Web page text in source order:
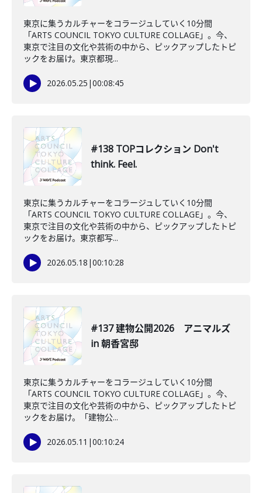
東京に集うカルチャーをコラージュしていく10分間
「ARTS COUNCIL TOKYO CULTURE COLLAGE」。今、
東京で注目の文化や芸術の中から、ピックアップしたトピ
ックをお届け。東京都現...
2026.05.25 |00:08:45
#138 TOPコレクション Don't
think. Feel.
東京に集うカルチャーをコラージュしていく10分間
「ARTS COUNCIL TOKYO CULTURE COLLAGE」。今、
東京で注目の文化や芸術の中から、ピックアップしたトピ
ックをお届け。東京都写...
2026.05.18 |00:10:28
#137 建物公開2026 アニマルズ
in 朝香宮邸
東京に集うカルチャーをコラージュしていく10分間
「ARTS COUNCIL TOKYO CULTURE COLLAGE」。今、
東京で注目の文化や芸術の中から、ピックアップしたトピ
ックをお届け。「建物公...
2026.05.11 |00:10:24